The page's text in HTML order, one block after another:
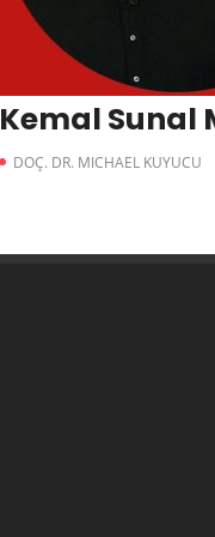
Kemal Sunal
DOÇ. DR. MICHAEL KUYUCU